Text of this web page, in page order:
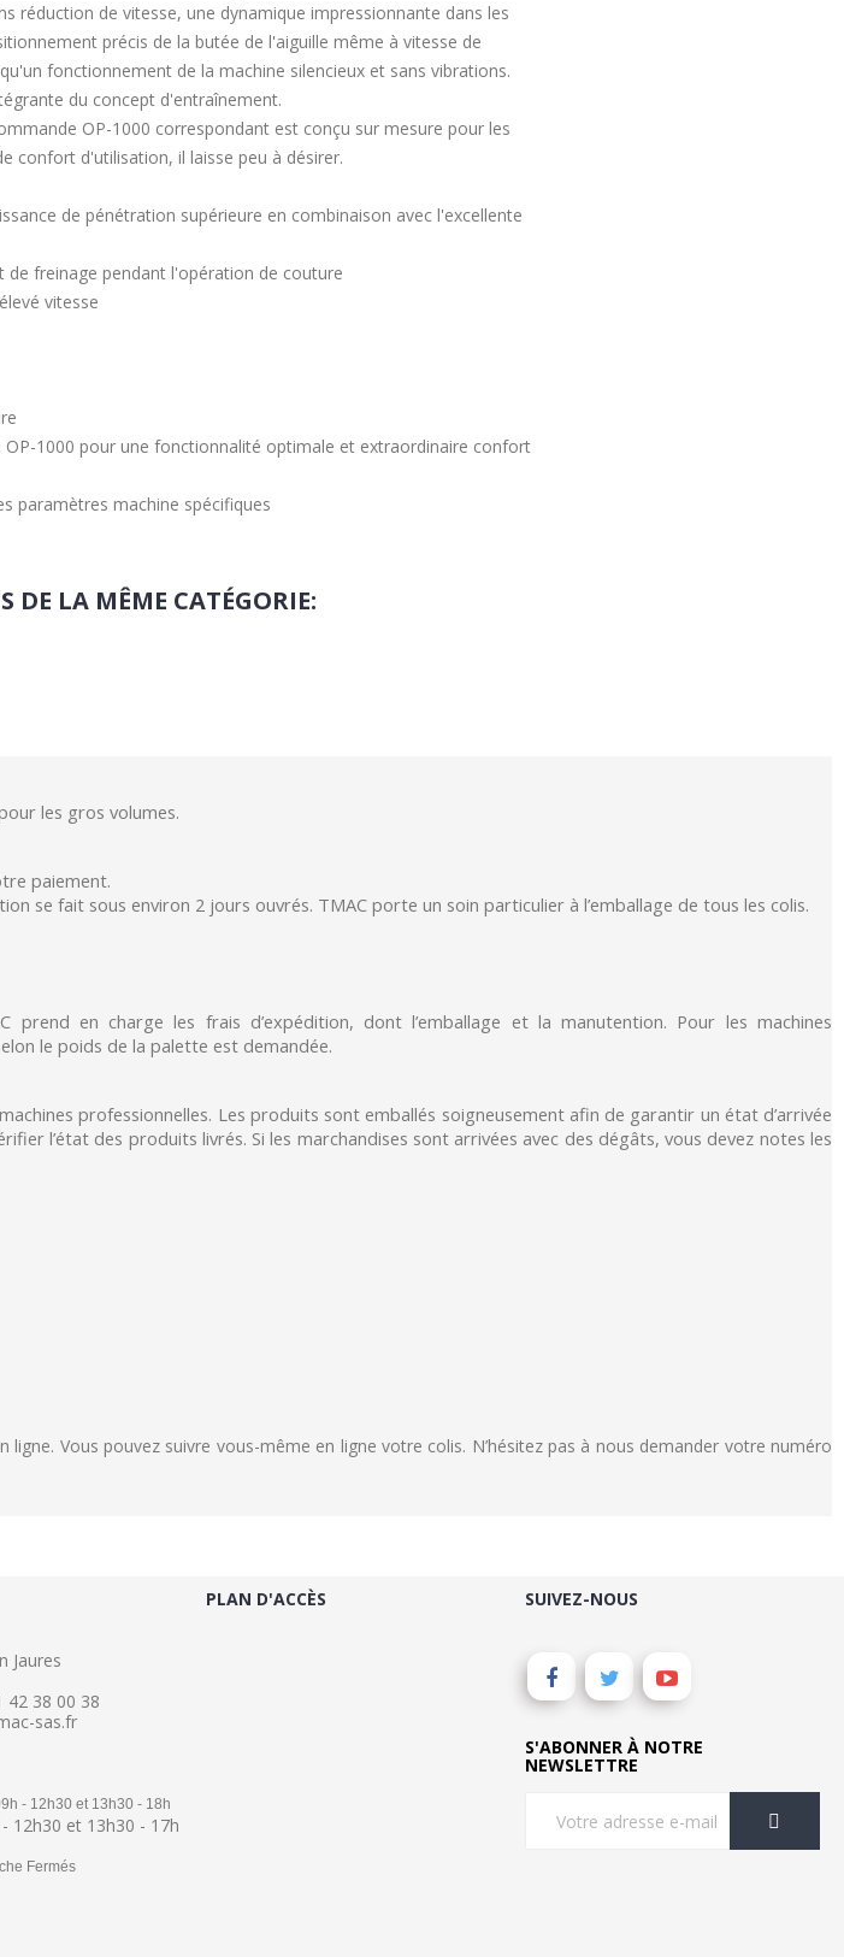
réduction de vitesse, une dynamique impressionnante dans les
précis de la butée de l'aiguille même à vitesse de
fonctionnement de la machine silencieux et sans vibrations.
du concept d'entraînement.
OP-1000 correspondant est conçu sur mesure pour les
confort d'utilisation, il laisse peu à désirer.
de pénétration supérieure en combinaison avec l'excellente
de freinage pendant l'opération de couture
vitesse
OP-1000 pour une fonctionnalité optimale et extraordinaire confort
paramètres machine spécifiques
DE LA MÊME CATÉGORIE:
les gros volumes.
paiement.
se fait sous environ 2 jours ouvrés. TMAC porte un soin particulier à l’emballage de tous les colis.
en charge les frais d’expédition, dont l’emballage et la manutention. Pour les machines
le poids de la palette est demandée.
professionnelles. Les produits sont emballés soigneusement afin de garantir un état d’arrivée
l’état des produits livrés. Si les marchandises sont arrivées avec des dégâts, vous devez notes les
Vous pouvez suivre vous-même en ligne votre colis. N’hésitez pas à nous demander votre numéro
Jaures
42 38 00 38
sas.fr
- 12h30 et 13h30 - 18h
12h30 et 13h30 - 17h
Fermés
PLAN D'ACCÈS SUIVEZ-NOUS
S'ABONNER À NOTRE
NEWSLETTRE